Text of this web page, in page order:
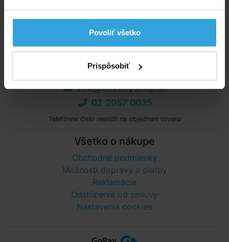
Povoliť všetko
Prispôsobiť
Poradíme vám!
info@bazenyshop.sk
02 2057 0035
Telefónne číslo neslúži na objednaní tovaru
Všetko o nákupe
Obchodné podmienky
Možnosti dopravy a platby
Reklamácie
Odstúpenie od zmluvy
Nastavenia cookies